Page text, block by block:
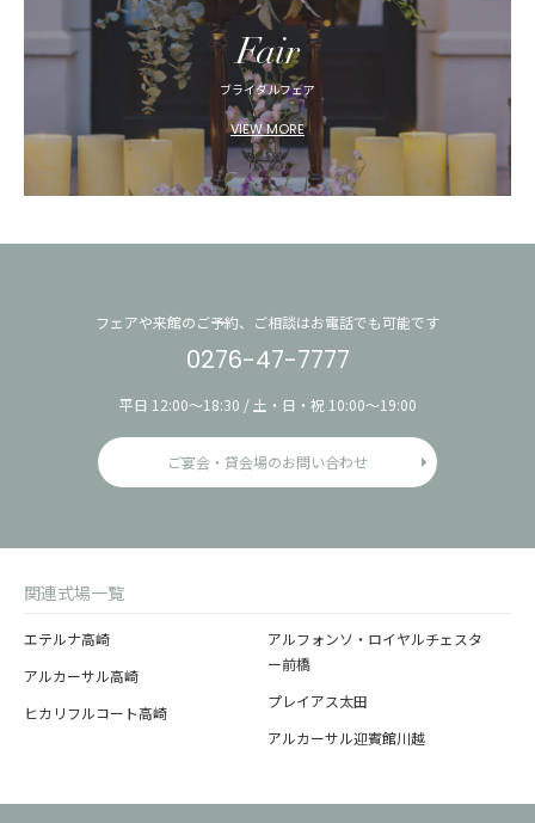
Fair
ブライダルフェア
VIEW MORE
フェアや来館のご予約、ご相談はお電話でも可能です
0276-47-7777
平日 12:00〜18:30 / 土・日・祝 10:00〜19:00
ご宴会・貸会場のお問い合わせ
関連式場一覧
エテルナ高崎
アルカーサル高崎
ヒカリフルコート高崎
アルフォンソ・ロイヤルチェスタ
ー前橋
プレイアス太田
アルカーサル迎賓館川越